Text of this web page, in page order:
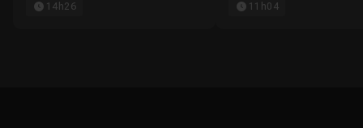
14h26 11h04